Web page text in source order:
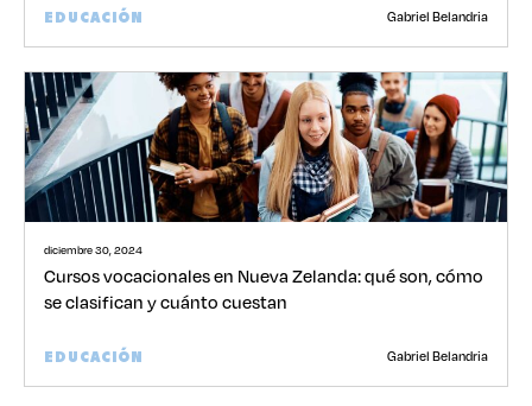
EDUCACIÓN Gabriel Belandria
diciembre 30, 2024
Cursos vocacionales en Nueva Zelanda: qué son, cómo
se clasifican y cuánto cuestan
EDUCACIÓN Gabriel Belandria